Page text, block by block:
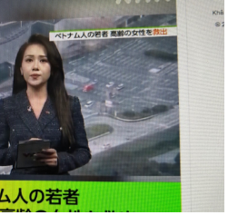
Quân sự - Quốc phòng
Vũ khí
Việt Nam
Phân tích